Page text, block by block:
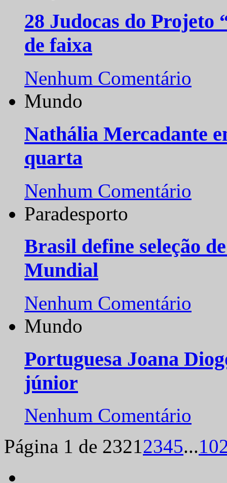
28 Judocas do
de faixa
Nenhum Comentário
Mundo
Nathália Mercadante
quarta
Nenhum Comentário
Paradesporto
Brasil define seleção
Mundial
Nenhum Comentário
Mundo
Portuguesa Joana
júnior
Nenhum Comentário
Página 1 de 23212345...10